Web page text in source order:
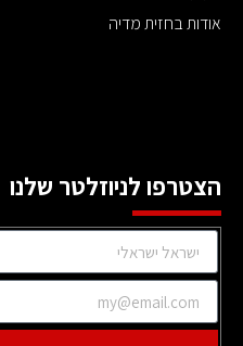
אודות בחזית מדיה
הצטרפו לניוזלטר שלנו